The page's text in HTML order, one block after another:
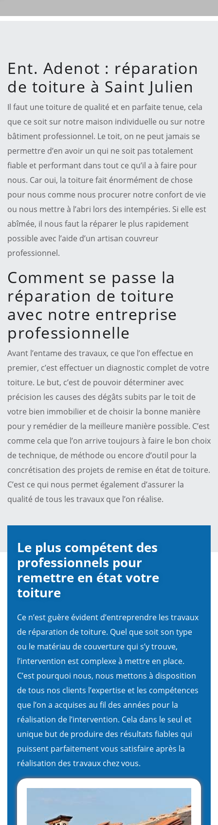
Ent. Adenot : réparation
de toiture à Saint Julien
Il faut une toiture de qualité et en parfaite tenue, cela
que ce soit sur notre maison individuelle ou sur notre
bâtiment professionnel. Le toit, on ne peut jamais se
permettre d’en avoir un qui ne soit pas totalement
fiable et performant dans tout ce qu’il a à faire pour
nous. Car oui, la toiture fait énormément de chose
pour nous comme nous procurer notre confort de vie
ou nous mettre à l’abri lors des intempéries. Si elle est
abîmée, il nous faut la réparer le plus rapidement
possible avec l’aide d’un artisan couvreur
professionnel.
Comment se passe la
réparation de toiture
avec notre entreprise
professionnelle
Avant l’entame des travaux, ce que l’on effectue en
premier, c’est effectuer un diagnostic complet de votre
toiture. Le but, c’est de pouvoir déterminer avec
précision les causes des dégâts subits par le toit de
votre bien immobilier et de choisir la bonne manière
pour y remédier de la meilleure manière possible. C’est
comme cela que l’on arrive toujours à faire le bon choix
de technique, de méthode ou encore d’outil pour la
concrétisation des projets de remise en état de toiture.
C’est ce qui nous permet également d’assurer la
qualité de tous les travaux que l’on réalise.
Le plus compétent des
professionnels pour
remettre en état votre
toiture
Ce n’est guère évident d’entreprendre les travaux
de réparation de toiture. Quel que soit son type
ou le matériau de couverture qui s’y trouve,
l’intervention est complexe à mettre en place.
C’est pourquoi nous, nous mettons à disposition
de tous nos clients l’expertise et les compétences
que l’on a acquises au fil des années pour la
réalisation de l’intervention. Cela dans le seul et
unique but de produire des résultats fiables qui
puissent parfaitement vous satisfaire après la
réalisation des travaux chez vous.